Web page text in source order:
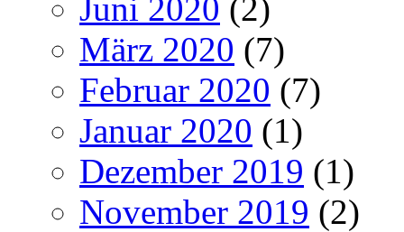
Juni 2020 (2)
März 2020 (7)
Februar 2020 (7)
Januar 2020 (1)
Dezember 2019 (1)
November 2019 (2)